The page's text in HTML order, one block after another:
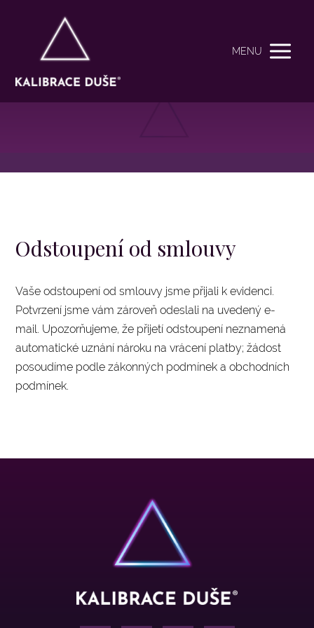
MENU
Odstoupení od smlouvy
Vaše odstoupení od smlouvy jsme přijali k evidenci.
Potvrzení jsme vám zároveň odeslali na uvedený e-
mail. Upozorňujeme, že přijetí odstoupení neznamená
automatické uznání nároku na vrácení platby; žádost
posoudíme podle zákonných podmínek a obchodních
podmínek.